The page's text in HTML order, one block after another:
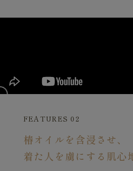
FEATURES 02
椿オイルを含浸させ、
着た人を虜にする肌心